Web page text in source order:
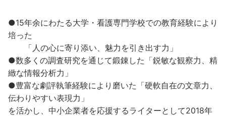
●15年余にわたる大学・看護専門学校での教育経験により
培った
「人の心に寄り添い、魅力を引き出す力」
●数多くの調査研究を通じて鍛錬した「鋭敏な観察力、精
緻な情報分析力」
●豊富な劇評執筆経験により磨いた「硬軟自在の文章力、
伝わりやすい表現力」
を活かし、中小企業者を応援するライターとして2018年